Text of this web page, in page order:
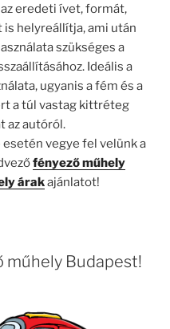
eredeti ívet, formát,
helyreállítja, ami után
szükséges a
Ideális a
ugyanis a fém és a
a túl vastag kittréteg
az autóról.
vegye fel velünk a
fényező műhely
árakajánlatot!
műhely Budapest!